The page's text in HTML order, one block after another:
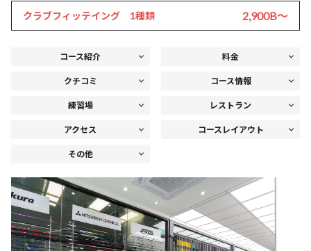
クラブフィッテイング 1種類 2,900B〜
コース紹介 料金
クチコミ コース情報
練習場 レストラン
アクセス コースレイアウト
その他